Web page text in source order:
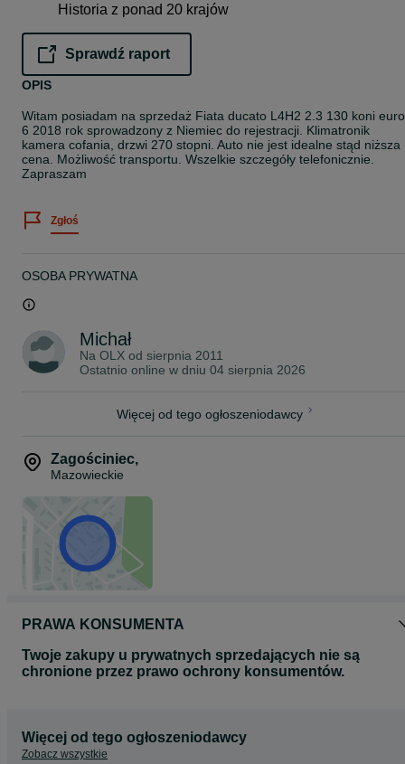
Historia z ponad 20 krajów
Sprawdź raport
opens in a new tab
OPIS
Witam posiadam na sprzedaż Fiata ducato L4H2 2.3 130 koni euro
6 2018 rok sprowadzony z Niemiec do rejestracji. Klimatronik
kamera cofania, drzwi 270 stopni. Auto nie jest idealne stąd niższa
cena. Możliwość transportu. Wszelkie szczegóły telefonicznie.
Zapraszam
Zgłoś
OSOBA PRYWATNA
Michał
Na OLX od sierpnia 2011
Ostatnio online w dniu 04 sierpnia 2026
Więcej od tego ogłoszeniodawcy
Zagościniec,
Mazowieckie
PRAWA KONSUMENTA
Twoje zakupy u prywatnych sprzedających nie są
chronione przez prawo ochrony konsumentów.
Więcej od tego ogłoszeniodawcy
Zobacz wszystkie